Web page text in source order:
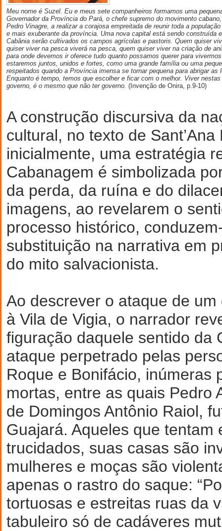
Meu nome é Suzel. Eu e meus sete companheiros formamos uma
Governador da Província do Pará, o chefe supremo do movimento
Pedro Vinagre, a realizar a corajosa empreitada de reunir toda a
e mais exuberante da província. Uma nova capital está sendo construída
Cabânia serão cultivados os campos agrícolas e pastoris. Quem quiser
quiser viver na pesca viverá na pesca, quem quiser viver na criação de
para onde devemos ir oferece tudo quanto possamos querer para
estaremos juntos, unidos e fortes, como uma grande família ou uma
respeitados quando a Província imensa se tornar pequena para abrigar
Enquanto é tempo, temos que escolher e ficar com o melhor. Viver
governo, é o mesmo que não ter governo. (Invenção de Onira, p.9-10)
A construção discursiva da
cultural, no texto de
inicialmente, uma estratégia
Cabanagem é simbolizada
da perda, da ruína e do
imagens, ao revelarem o
processo histórico,
substituição na narrativa em
do mito salvacionista.
Ao descrever o ataque de
à Vila de Vigia, o narrador
figuração daquele sentido da
ataque perpetrado pelas
Roque e Bonifácio, inúmeras
mortas, entre as quais Pedro
de Domingos Antônio Raiol,
Guajará. Aqueles que tentam
trucidados, suas casas são
mulheres e moças são
apenas o rastro do saque:
tortuosas e estreitas ruas da
tabuleiro só de cadáveres